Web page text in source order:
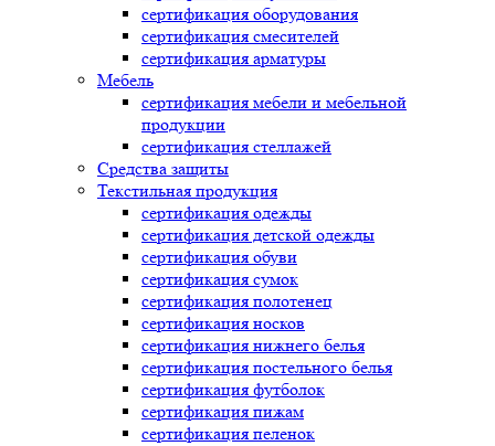
сертификация оборудования
сертификация смесителей
сертификация арматуры
Мебель
сертификация мебели и мебельной
продукции
сертификация стеллажей
Средства защиты
Текстильная продукция
сертификация одежды
сертификация детской одежды
сертификация обуви
сертификация сумок
сертификация полотенец
сертификация носков
сертификация нижнего белья
сертификация постельного белья
сертификация футболок
сертификация пижам
сертификация пеленок